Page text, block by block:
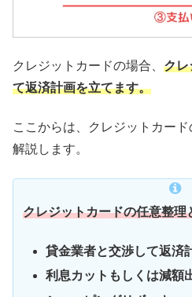
クレジットカードの場合、 クレ
て返済計画を立てます。
ここからは、クレジットカー
解説します。
クレジットカードの任意整理
貸金業者と交渉して返済
利息カットもしくは減額